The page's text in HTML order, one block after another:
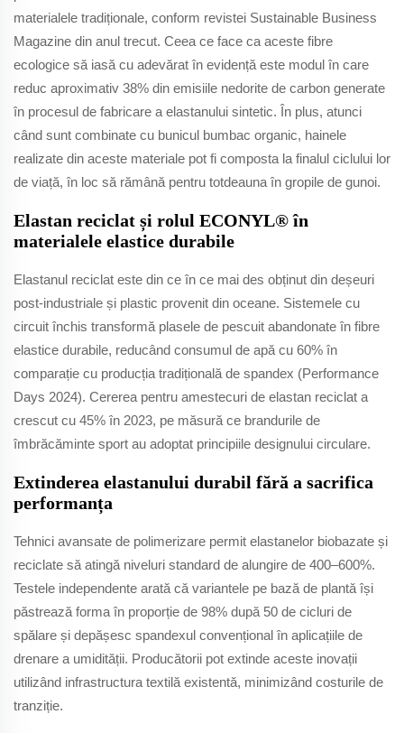
materialele tradiționale, conform revistei Sustainable Business
Magazine din anul trecut. Ceea ce face ca aceste fibre
ecologice să iasă cu adevărat în evidență este modul în care
reduc aproximativ 38% din emisiile nedorite de carbon generate
în procesul de fabricare a elastanului sintetic. În plus, atunci
când sunt combinate cu bunicul bumbac organic, hainele
realizate din aceste materiale pot fi composta la finalul ciclului lor
de viață, în loc să rămână pentru totdeauna în gropile de gunoi.
Elastan reciclat și rolul ECONYL® în
materialele elastice durabile
Elastanul reciclat este din ce în ce mai des obținut din deșeuri
post-industriale și plastic provenit din oceane. Sistemele cu
circuit închis transformă plasele de pescuit abandonate în fibre
elastice durabile, reducând consumul de apă cu 60% în
comparație cu producția tradițională de spandex (Performance
Days 2024). Cererea pentru amestecuri de elastan reciclat a
crescut cu 45% în 2023, pe măsură ce brandurile de
îmbrăcăminte sport au adoptat principiile designului circulare.
Extinderea elastanului durabil fără a sacrifica
performanța
Tehnici avansate de polimerizare permit elastanelor biobazate și
reciclate să atingă niveluri standard de alungire de 400–600%.
Testele independente arată că variantele pe bază de plantă își
păstrează forma în proporție de 98% după 50 de cicluri de
spălare și depășesc spandexul convențional în aplicațiile de
drenare a umidității. Producătorii pot extinde aceste inovații
utilizând infrastructura textilă existentă, minimizând costurile de
tranziție.